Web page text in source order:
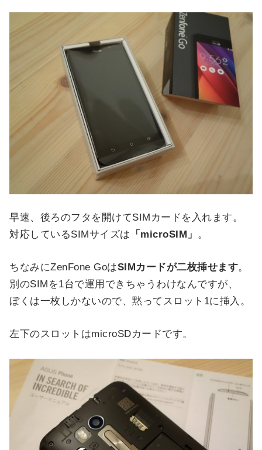
早速、後ろのフタを開けてSIMカードを入れます。
対応しているSIMサイズは
「microSIM」 。
ちなみにZenFone GoはSIMカードが二枚挿せます。
別のSIMを1台で運用できちゃうわけなんですが、
ぼくは一枚しかないので、黙ってスロット1に挿入。
左下のスロットはmicroSDカードです。